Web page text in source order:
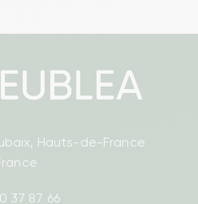
Hauts-de-France
37 87 66